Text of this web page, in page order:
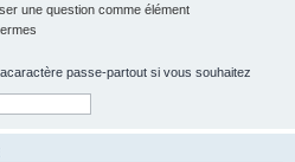
une question comme élément
passe-partout si vous souhaitez